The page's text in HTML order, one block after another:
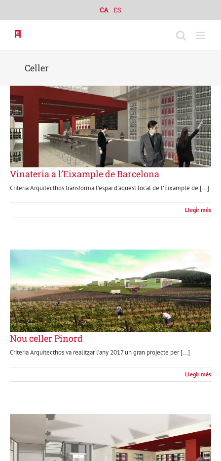
content
CA ES
Celler
Vinateria a l’Eixample de Barcelona
Criteria Arquitecthos transforma l’espai d’aquest local de l’Eixample de [...]
Llegir més
Nou celler Pinord
Criteria Arquitecthos va realitzar l’any 2017 un gran projecte per [...]
Llegir més